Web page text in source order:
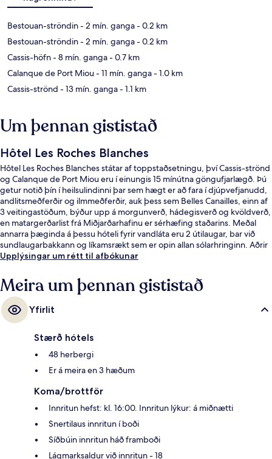
Bestouan-ströndin- 2 mín. ganga- 0.2 km
Bestouan-ströndin- 2 mín. ganga- 0.2 km
Cassis-höfn- 8 mín. ganga- 0.7 km
Calanque de Port Miou- 11 mín. ganga- 1.0 km
Cassis-strönd - 13 mín. ganga- 1.1 km
Um þennan gististað
Hôtel Les Roches Blanches
Hôtel Les Roches Blanches státar af toppstaðsetningu, því Cassis-strönd
og Calanque de Port Miou eru í einungis 15 mínútna göngufjarlægð. Þú
getur notið þín í heilsulindinni þar sem hægt er að fara í djúpvefjanudd,
andlitsmeðferðir og ilmmeðferðir, auk þess sem Belles Canailles, einn af
3 veitingastöðum, býður upp á morgunverð, hádegisverð og kvöldverð,
en matargerðarlist frá Miðjarðarhafinu er sérhæfing staðarins. Meðal
annarra þæginda á þessu hóteli fyrir vandláta eru 2 útilaugar, bar við
sundlaugarbakkann og líkamsrækt sem er opin allan sólarhringinn. Aðrir
gestir hafa sagt okkur að þeir hafi verið sérstaklega sáttir við hjálpsamt
Upplýsingar um rétt til afbókunar
Meira um þennan gististað
Yfirlit
Stærð hótels
48 herbergi
Er á meira en 3 hæðum
Koma/brottför
Innritun hefst: kl. 16:00. Innritun lýkur: á miðnætti
Snertilaus innritun í boði
Síðbúin innritun háð framboði
Lágmarksaldur við innritun - 18